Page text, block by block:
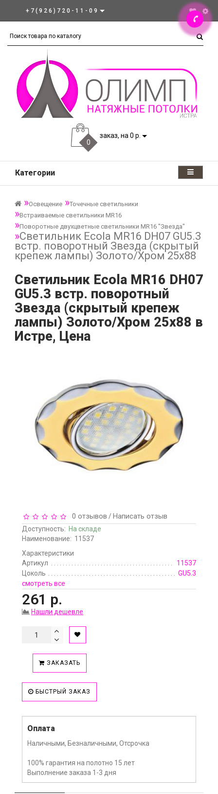
+7(926)720-11-09
0
заказ, на 0 р.
Категории
Освещение
Точечные светильники
Встраиваемые светильники MR16
Поворотные двухцветные светильники MR16 "Звезда"
Светильник Ecola MR16 DH07 GU5.3
встр. поворотный Звезда (скрытый
крепеж лампы) Золото/Хром 25x88
Светильник Ecola MR16 DH07
GU5.3 встр. поворотный
Звезда (скрытый крепеж
лампы) Золото/Хром 25x88 в
Истре, Цена
0 отзывов /Написать отзыв
Доступность: На складе
Наименование: 11537
Характеристики
Артикул
11537
Цоколь
GU5.3
смотреть все
261 р.
Нашли дешевле
ЗАКАЗАТЬ
БЫСТРЫЙ ЗАКАЗ
Оплата
Наличными, Безналичными, Отсрочка
100% гарантия на полотно 15 лет
Выполнение заказа 1-3 дня